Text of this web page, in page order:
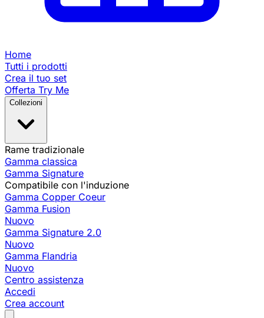
Home
Tutti i prodotti
Crea il tuo set
Offerta Try Me
Collezioni
Rame tradizionale
Gamma classica
Gamma Signature
Compatibile con l'induzione
Gamma Copper Coeur
Gamma Fusion
Nuovo
Gamma Signature 2.0
Nuovo
Gamma Flandria
Nuovo
Centro assistenza
Accedi
Crea account